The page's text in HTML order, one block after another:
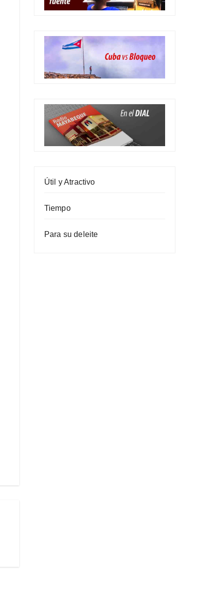
Útil y Atractivo
Tiempo
Para su deleite